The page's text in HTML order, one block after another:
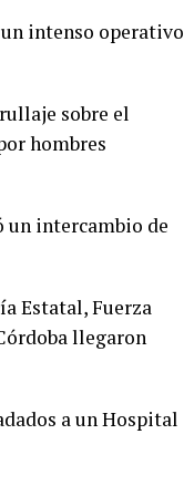
intenso operativo
sobre el
hombres
un intercambio de
Estatal, Fuerza
llegaron
a un Hospital